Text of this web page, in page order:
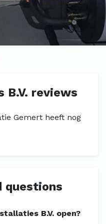
B.V. reviews
Gemert heeft nog
questions
B.V. open?